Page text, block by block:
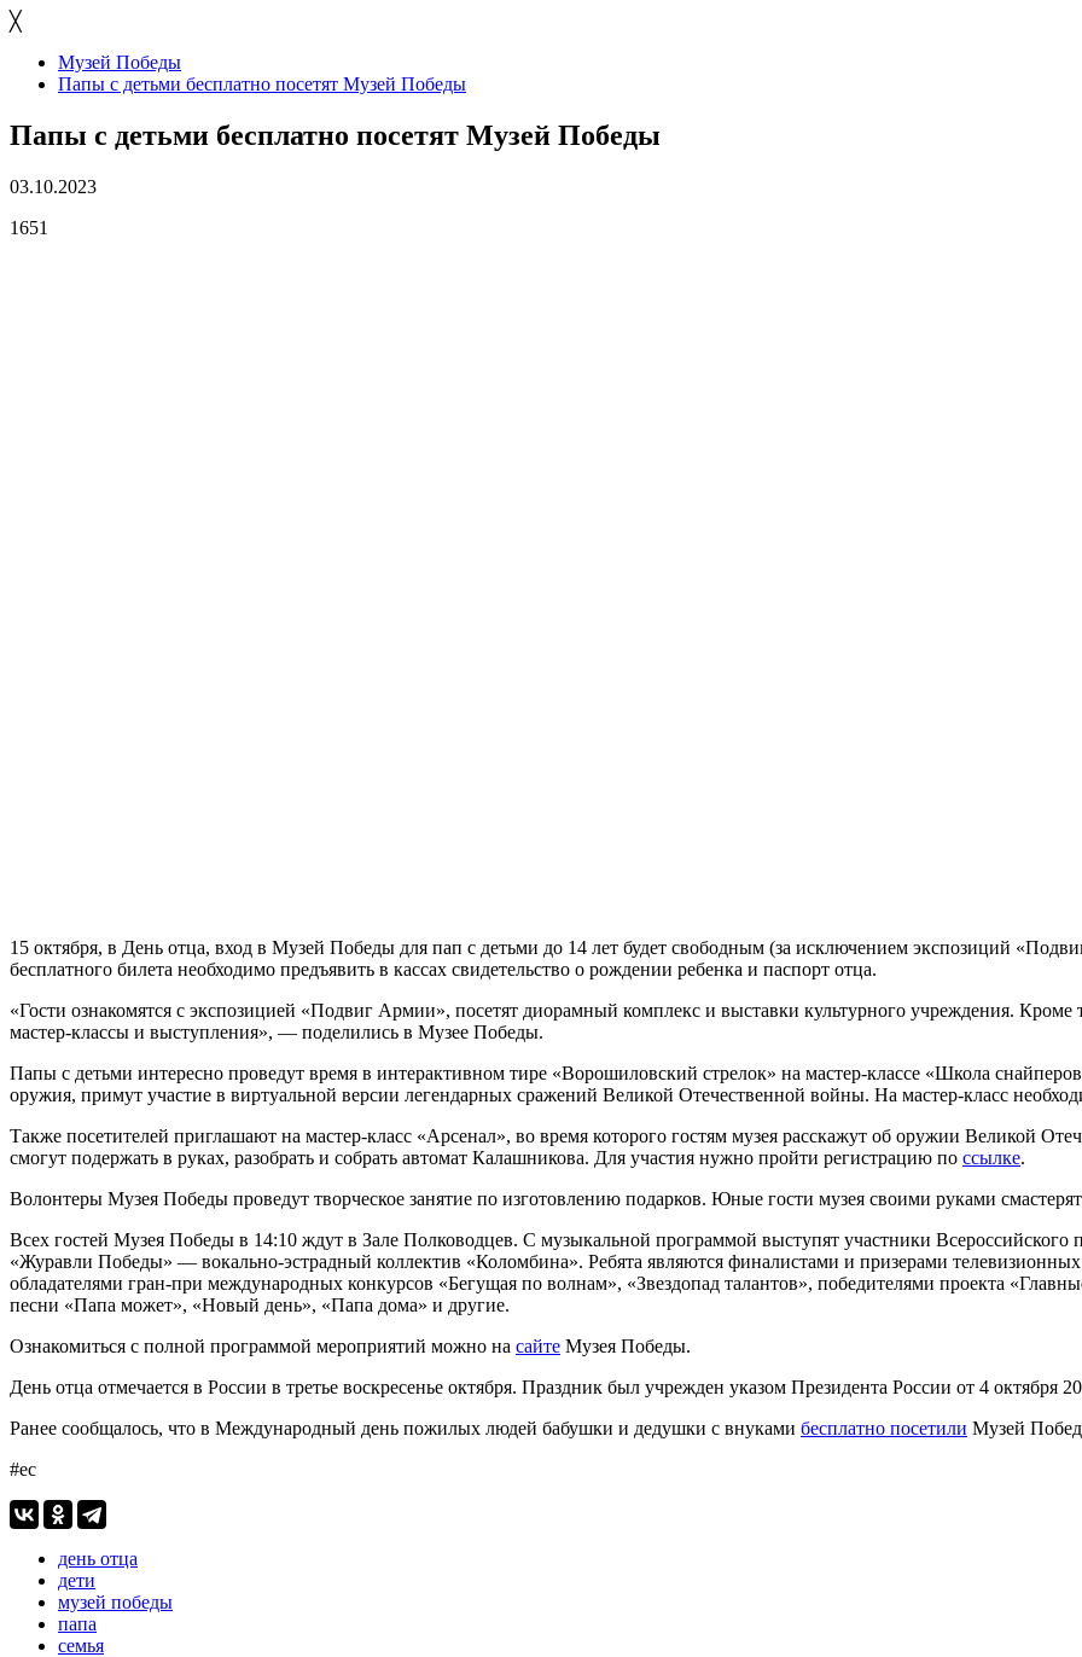
╳
Музей Победы
Папы с детьми бесплатно посетят Музей Победы
Папы с детьми бесплатно посетят Музей Победы
03.10.2023
1651
15 октября, в День отца, вход в Музей Победы для пап с детьми до 14 лет будет свободным (за исключением экспозиций
бесплатного билета необходимо предъявить в кассах свидетельство о рождении ребенка и паспорт отца.
«Гости ознакомятся с экспозицией «Подвиг Армии», посетят диорамный комплекс и выставки культурного учреждения.
мастер-классы и выступления», — поделились в Музее Победы.
Папы с детьми интересно проведут время в интерактивном тире «Ворошиловский стрелок» на мастер-классе «Школа
оружия, примут участие в виртуальной версии легендарных сражений Великой Отечественной войны. На мастер-класс
Также посетителей приглашают на мастер-класс «Арсенал», во время которого гостям музея расскажут об оружии Великой
смогут подержать в руках, разобрать и собрать автомат Калашникова. Для участия нужно пройти регистрацию по ссылке.
Волонтеры Музея Победы проведут творческое занятие по изготовлению подарков. Юные гости музея своими руками
Всех гостей Музея Победы в 14:10 ждут в Зале Полководцев. С музыкальной программой выступят участники Всероссийского
«Журавли Победы» — вокально-эстрадный коллектив «Коломбина». Ребята являются финалистами и призерами
обладателями гран-при международных конкурсов «Бегущая по волнам», «Звездопад талантов», победителями проекта
песни «Папа может», «Новый день», «Папа дома» и другие.
Ознакомиться с полной программой мероприятий можно на сайте Музея Победы.
День отца отмечается в России в третье воскресенье октября. Праздник был учрежден указом Президента России от 4 октября
Ранее сообщалось, что в Международный день пожилых людей бабушки и дедушки с внуками бесплатно посетили Музей
#ес
день отца
дети
музей победы
папа
семья